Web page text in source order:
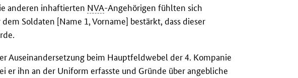
anderen inhaftierten NVA-Angehörigen fühlten sich
Soldaten [Name 1, Vorname] bestärkt, dass dieser
Auseinandersetzung beim Hauptfeldwebel der 4. Kompanie
er ihn an der Uniform erfasste und Gründe über angebliche